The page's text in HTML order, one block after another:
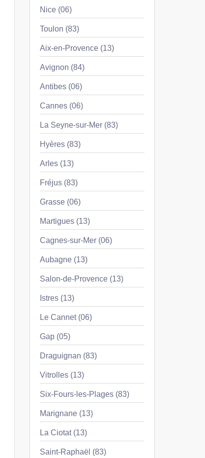
Nice (06)
Toulon (83)
Aix-en-Provence (13)
Avignon (84)
Antibes (06)
Cannes (06)
La Seyne-sur-Mer (83)
Hyères (83)
Arles (13)
Fréjus (83)
Grasse (06)
Martigues (13)
Cagnes-sur-Mer (06)
Aubagne (13)
Salon-de-Provence (13)
Istres (13)
Le Cannet (06)
Gap (05)
Draguignan (83)
Vitrolles (13)
Six-Fours-les-Plages (83)
Marignane (13)
La Ciotat (13)
Saint-Raphaël (83)